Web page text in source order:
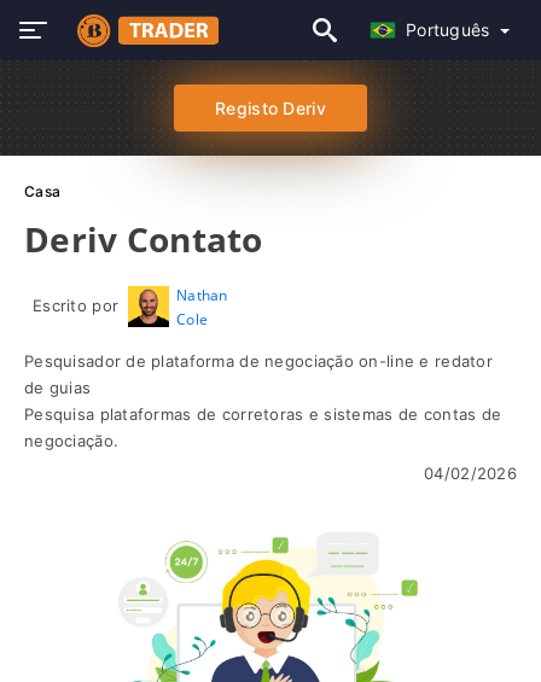
Português
Registo Deriv
Casa
Deriv Contato
Escrito por
Nathan
Cole
Pesquisador de plataforma de negociação on-line e redator
de guias
Pesquisa plataformas de corretoras e sistemas de contas de
negociação.
04/02/2026